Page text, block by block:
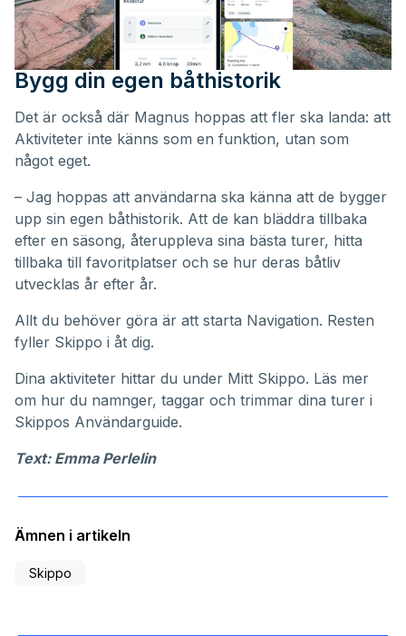
Bygg din egen båthistorik
Det är också där Magnus hoppas att fler ska landa: att
Aktiviteter inte känns som en funktion, utan som
något eget.
– Jag hoppas att användarna ska känna att de bygger
upp sin egen båthistorik. Att de kan bläddra tillbaka
efter en säsong, återuppleva sina bästa turer, hitta
tillbaka till favoritplatser och se hur deras båtliv
utvecklas år efter år.
Allt du behöver göra är att starta Navigation. Resten
fyller Skippo i åt dig.
Dina aktiviteter hittar du under Mitt Skippo. Läs mer
om hur du namnger, taggar och trimmar dina turer i
Skippos Användarguide.
Text: Emma Perlelin
Ämnen i artikeln
Skippo